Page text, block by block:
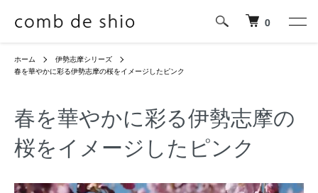
0
ホーム
伊勢志摩シリーズ
春を華やかに彩る伊勢志摩の桜をイメージしたピンク
春を華やかに彩る伊勢志摩の
桜をイメージしたピンク